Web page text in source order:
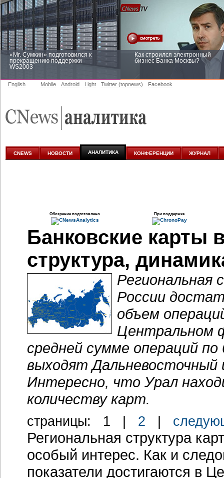
«Mr. Сумкин» подготовился к
прекращению поддержки
WS2003
Как строился электронный
бизнес Банка Москвы?
аналитике
English Mobile Android Light Twitter (topnews) Facebook
CNEWS НОВОСТИ АНАЛИТИКА КОНФЕРЕНЦИИ ЖУРНАЛ
Обозрение подготовлено При поддержке
Банковские карты
структура,
Региональная
России
объем
Центральном
средней сумме операций по
выходят Дальневосточный
Интересно, что Урал
количеству карт.
cтраницы: 1 2
Региональная структура
особый интерес. Как и
показатели достигаются в